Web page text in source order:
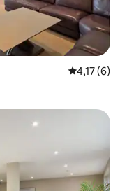
4,17 de
4,17 (6)